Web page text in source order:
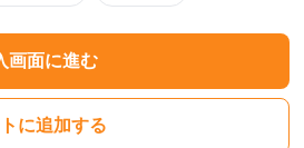
画面に進む
に追加する